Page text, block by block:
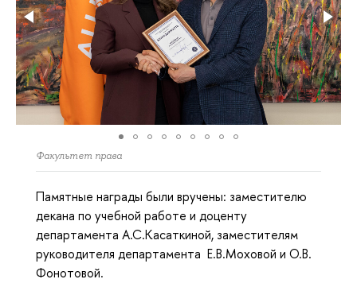
Факультет права
Памятные награды были вручены: заместителю
декана по учебной работе и доценту
департамента А.С.Касаткиной, заместителям
руководителя департамента Е.В.Моховой и О.В.
Фонотовой.